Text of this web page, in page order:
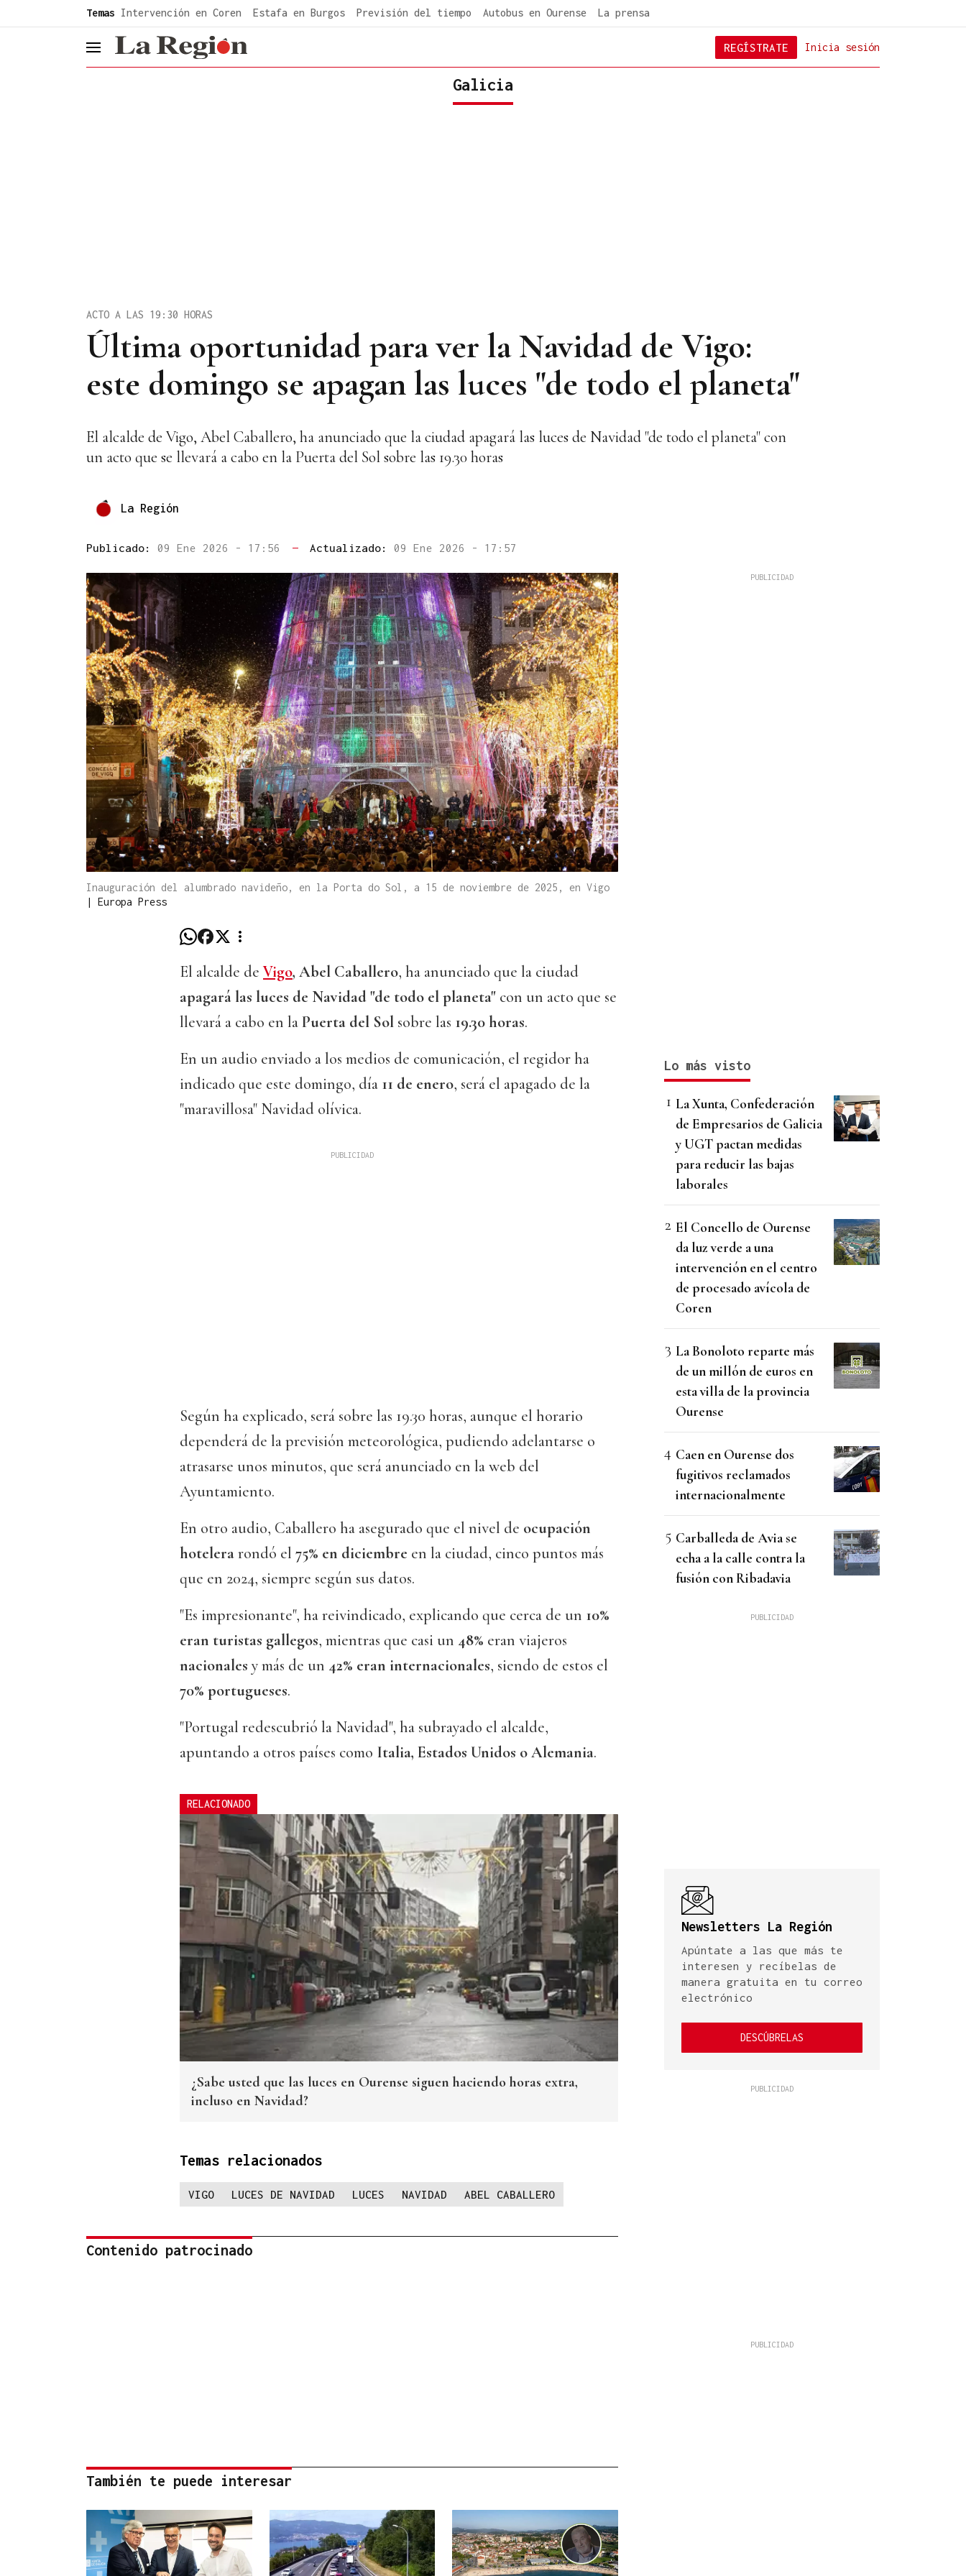
Temas Intervención en Coren Estafa en Burgos Previsión del tiempo Autobus en Ourense La prensa
header.menu.open Inicia sesión
REGÍSTRATE
Galicia
Última oportunidad para ver la Navidad de Vigo:
este domingo se apagan las luces "de todo el planeta"
ACTO A LAS 19:30 HORAS
El alcalde de Vigo, Abel Caballero, ha anunciado que la ciudad apagará las luces de Navidad "de todo el planeta" con
un acto que se llevará a cabo en la Puerta del Sol sobre las 19.30 horas
La Región
Publicado: 09 Ene 2026 - 17:56 — Actualizado: 09 Ene 2026 - 17:57
Inauguración del alumbrado navideño, en la Porta do Sol, a 15 de noviembre de 2025, en Vigo
| Europa Press
El alcalde deVigo, Abel Caballero, ha anunciado que la ciudad
apagará las luces de Navidad "de todo el planeta" con un acto que se
llevará a cabo en laPuerta del Sol sobre las 19.30 horas.
En un audio enviado a los medios de comunicación, el regidor ha
indicado que este domingo, día 11 de enero, será el apagado de la
"maravillosa" Navidad olívica.
Según ha explicado, será sobre las 19.30 horas, aunque el horario
dependerá de la previsión meteorológica, pudiendo adelantarse o
atrasarse unos minutos, que será anunciado en la web del
Ayuntamiento.
En otro audio, Caballero ha asegurado que el nivel de ocupación
hotelerarondó el 75% en diciembre en la ciudad, cinco puntos más
que en 2024, siempre según sus datos.
"Es impresionante", ha reivindicado, explicando que cerca de un 10%
eran turistas gallegos, mientras que casi un 48% eran viajeros
nacionales y más de un 42% eran internacionales, siendo de estos el
70% portugueses.
"Portugal redescubrió la Navidad", ha subrayado el alcalde,
apuntando a otros países como Italia, Estados Unidos o Alemania.
RELACIONADO
¿Sabe usted que las luces en Ourense siguen haciendo horas extra,
incluso en Navidad?
Temas relacionados
VIGO LUCES DE NAVIDAD LUCES NAVIDAD ABEL CABALLERO
Contenido patrocinado
También te puede interesar
Lo más visto
La Xunta, Confederación
de Empresarios de Galicia
y UGT pactan medidas
para reducir las bajas
laborales
El Concello de Ourense
da luz verde a una
intervención en el centro
de procesado avícola de
Coren
La Bonoloto reparte más
de un millón de euros en
esta villa de la provincia
Ourense
Caen en Ourense dos
fugitivos reclamados
internacionalmente
Carballeda de Avia se
echa a la calle contra la
fusión con Ribadavia
Newsletters La Región
Apúntate a las que más te
interesen y recíbelas de
manera gratuita en tu correo
electrónico
DESCÚBRELAS